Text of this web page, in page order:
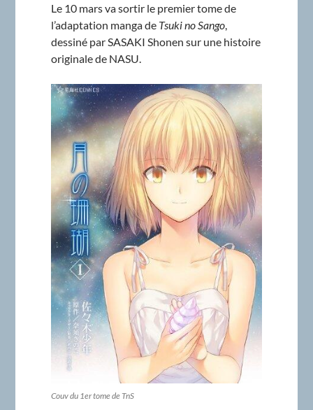
Le 10 mars va sortir le premier tome de
l’adaptation manga de Tsuki no Sango,
dessiné par SASAKI Shonen sur une histoire
originale de NASU.
Couv du 1er tome de TnS